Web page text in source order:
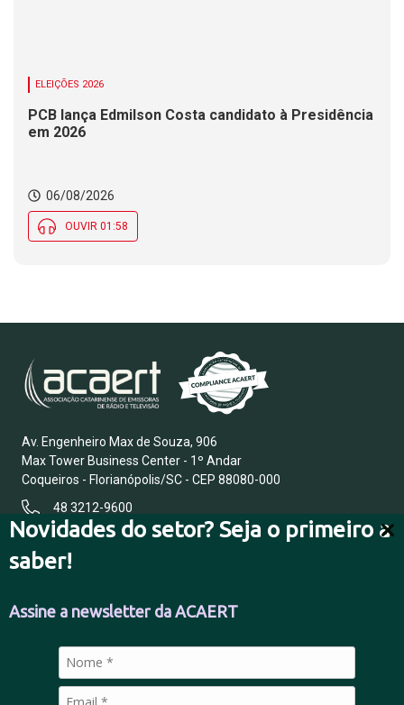
Novidades do setor? Seja o primeiro a
saber!
Assine a newsletter da ACAERT
ELEIÇÕES 2026
PCB lança Edmilson Costa candidato à Presidência
em 2026
06/08/2026
OUVIR 01:58
Av. Engenheiro Max de Souza, 906
Max Tower Business Center - 1º Andar
Coqueiros - Florianópolis/SC - CEP 88080-000
48 3212-9600
FALE CONOSCO
POLÍTICA DE PRIVACIDADE